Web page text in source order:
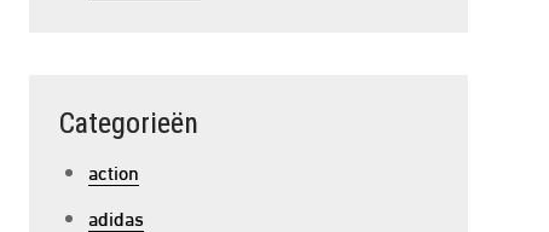
Categorieën
action
adidas